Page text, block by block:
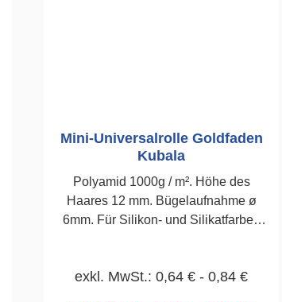
Mini-Universalrolle Goldfaden
Kubala
Polyamid 1000g / m². Höhe des
Haares 12 mm. Bügelaufnahme ø
6mm. Für Silikon- und Silikatfarben
exkl. MwSt.: 0,64 € - 0,84 €